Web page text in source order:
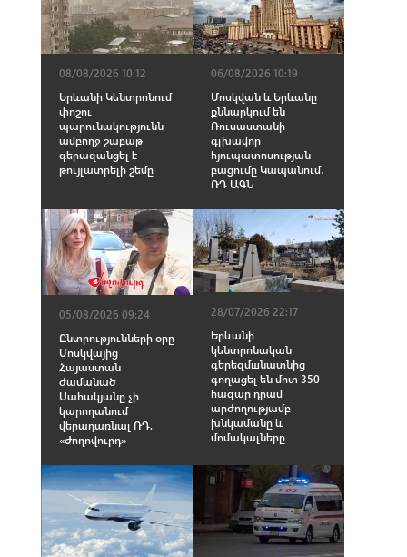
08/08/2026 10:12
Երևանի Կենտրոնում
փոշու
պարունակությունն
ամբողջ շաբաթ
գերազանցել է
թույլատրելի շեմը
06/08/2026 10:19
Մոսկվան և Երևանը
քննարկում են
Ռուսաստանի
գլխավոր
հյուպատոսության
բացումը Կապանում․
ՌԴ ԱԳՆ
05/08/2026 09:24
Ընտրությունների օրը
Մոսկվայից
Հայաստան
ժամանած
Սահակյանը չի
կարողանում
վերադառնալ ՌԴ.
«Ժողովուրդ»
28/07/2026 22:17
Երևանի
կենտրոնական
գերեզմшնատնից
գnղացել են մոտ 350
հազար դրամ
արժողությամբ
խնկամանը և
մոմակալները